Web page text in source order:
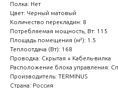
Полка: Нет
Цвет: Черный матовый
Количество перекладин: 8
Потребляемая мощность, Вт: 115
Площадь помещения (м²): 1.5
Теплоотдача (Вт): 168
Проводка: Скрытая + Кабель-вилка
Расположение блока управления:
Производитель: TERMINUS
Страна: Россия